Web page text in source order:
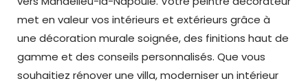
met en valeur vos intérieurs et extérieurs grâce à
une décoration murale soignée, des finitions haut de
gamme et des conseils personnalisés. Que vous
souhaitiez rénover une villa, moderniser un intérieur